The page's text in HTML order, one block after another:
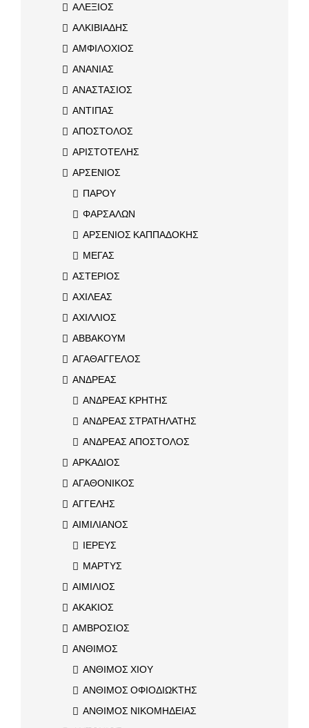
ΑΛΕΞΙΟΣ
ΑΛΚΙΒΙΑΔΗΣ
ΑΜΦΙΛΟΧΙΟΣ
ΑΝΑΝΙΑΣ
ΑΝΑΣΤΑΣΙΟΣ
ΑΝΤΙΠΑΣ
ΑΠΟΣΤΟΛΟΣ
ΑΡΙΣΤΟΤΕΛΗΣ
ΑΡΣΕΝΙΟΣ
ΠΑΡΟΥ
ΦΑΡΣΑΛΩΝ
ΑΡΣΕΝΙΟΣ ΚΑΠΠΑΔΟΚΗΣ
ΜΕΓΑΣ
ΑΣΤΕΡΙΟΣ
ΑΧΙΛΕΑΣ
ΑΧΙΛΛΙΟΣ
ΑΒΒΑΚΟΥΜ
ΑΓΑΘΑΓΓΕΛΟΣ
ΑΝΔΡΕΑΣ
ΑΝΔΡΕΑΣ ΚΡΗΤΗΣ
ΑΝΔΡΕΑΣ ΣΤΡΑΤΗΛΑΤΗΣ
ΑΝΔΡΕΑΣ ΑΠΟΣΤΟΛΟΣ
ΑΡΚΑΔΙΟΣ
ΑΓΑΘΟΝΙΚΟΣ
ΑΓΓΕΛΗΣ
ΑΙΜΙΛΙΑΝΟΣ
ΙΕΡΕΥΣ
ΜΑΡΤΥΣ
ΑΙΜΙΛΙΟΣ
ΑΚΑΚΙΟΣ
ΑΜΒΡΟΣΙΟΣ
ΑΝΘΙΜΟΣ
ΑΝΘΙΜΟΣ ΧΙΟΥ
ΑΝΘΙΜΟΣ ΟΦΙΟΔΙΩΚΤΗΣ
ΑΝΘΙΜΟΣ ΝΙΚΟΜΗΔΕΙΑΣ